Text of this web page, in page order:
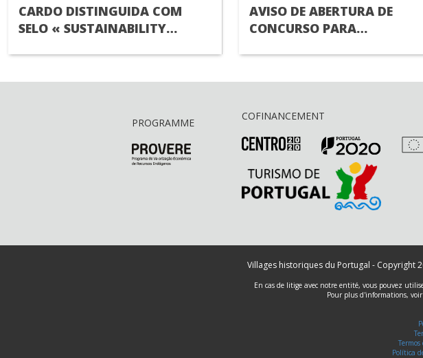
CARDO DISTINGUIDA COM
SELO « SUSTAINABILITY
AVISO DE ABERTURA DE
CONCURSO PARA
PROGRAMME
COFINANCEMENT
Villages historiques du Portugal - Copyright
En cas de litige avec notre entité, vous pouvez
Pour plus d'informations,
Política